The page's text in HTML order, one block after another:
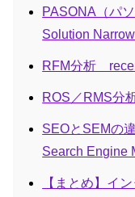
PASONA（パ
Solution
RFM分析
ROS／RMS
SEOとSEMの
Search Engine
【まとめ】イ